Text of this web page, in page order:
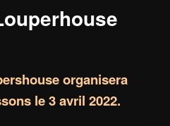
organisera
le 3 avril 2022.